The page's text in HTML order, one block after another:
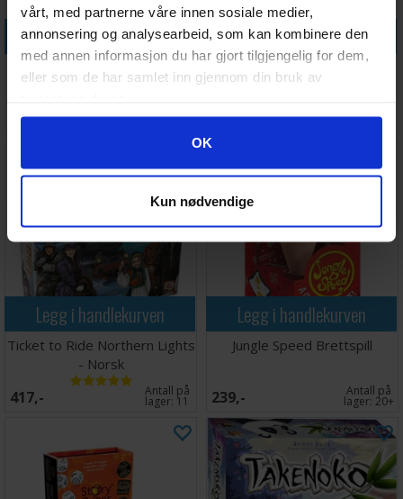
vårt, med partnerne våre innen sosiale medier,
annonsering og analysearbeid, som kan kombinere den
med annen informasjon du har gjort tilgjengelig for dem,
eller som de har samlet inn gjennom din bruk av
Googles retningslinjer for personvern
OK
Kun nødvendige
Legg i handlekurven
The Mind Kortspill
148,- Antall på
Legg i handlekurven
Sequence Travel Brettspill -
Reiseutgave
158,- Antall på
8
Legg i handlekurven
Ticket to Ride Northern Lights
- Norsk
417,- Antall på
lager: 11
Legg i handlekurven
Jungle Speed Brettspill
239,- Antall på
lager: 20+